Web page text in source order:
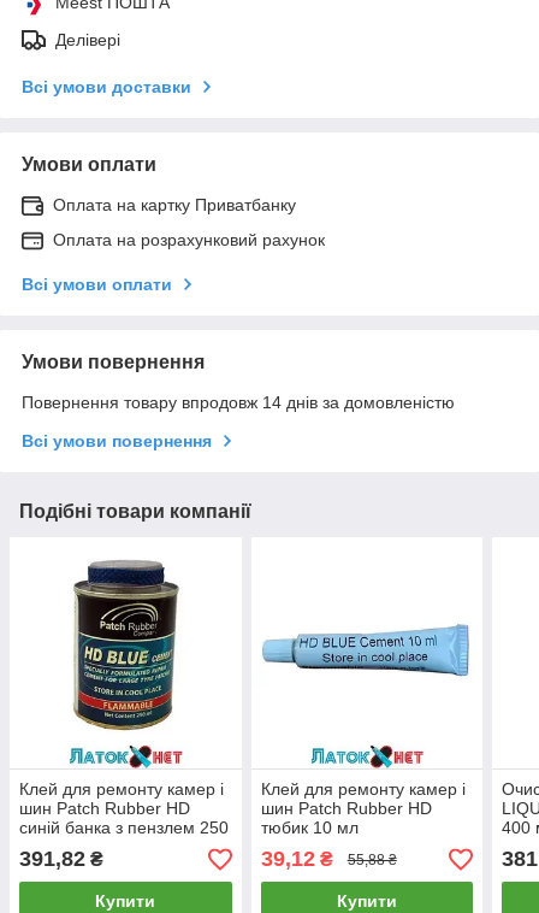
Делівері
Всі умови доставки
Умови оплати
Оплата на картку Приватбанку
Оплата на розрахунковий рахунок
Всі умови оплати
Умови повернення
Повернення товару впродовж 14 днів за домовленістю
Всі умови повернення
Подібні товари компанії
Клей для ремонту камер і
шин Patch Rubber HD
синій банка з пензлем 250
мл
391,82 ₴
Купити
Клей для ремонту камер і
шин Patch Rubber HD
тюбик 10 мл
39,12₴ 55,88 ₴
Купити
400